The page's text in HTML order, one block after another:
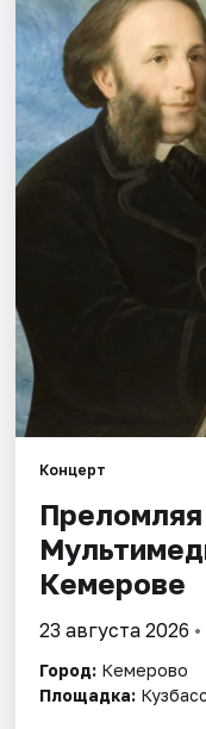
Города
Площадки
Артисты
Рейтинги
Концерт
Кемерове
23 августа 2026
Город: Кемерово
Площадка: